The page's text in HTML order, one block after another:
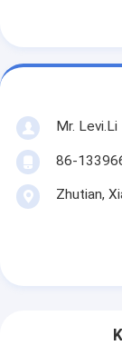
Mr. Levi.Li
86-
Zhutian,